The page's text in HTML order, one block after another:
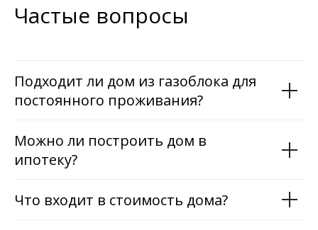
Частые вопросы
Подходит ли дом из газоблока для
постоянного проживания?
Можно ли построить дом в
ипотеку?
Что входит в стоимость дома?